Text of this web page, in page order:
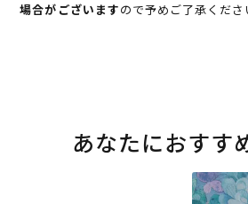
場合がございますので予めご了承くださ
あなたにおすす